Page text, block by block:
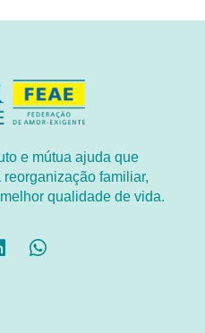
e mútua ajuda que
familiar,
qualidade de vida.